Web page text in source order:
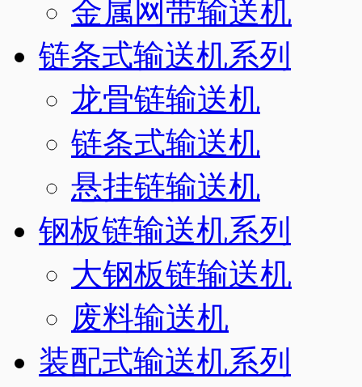
金属网带输送机
链条式输送机系列
龙骨链输送机
链条式输送机
悬挂链输送机
钢板链输送机系列
大钢板链输送机
废料输送机
装配式输送机系列